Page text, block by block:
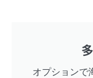
オプションで